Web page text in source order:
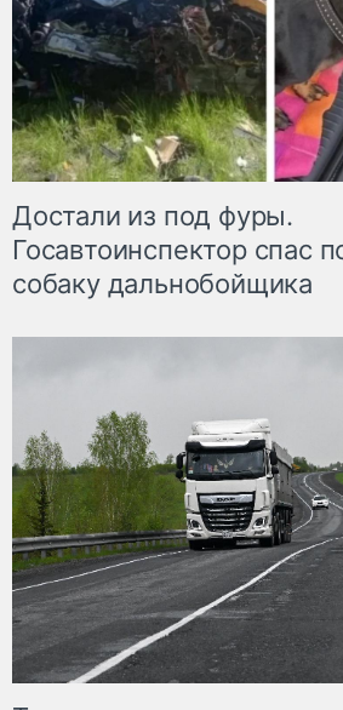
Достали из под фуры.
Госавтоинспектор спас
собаку дальнобойщика